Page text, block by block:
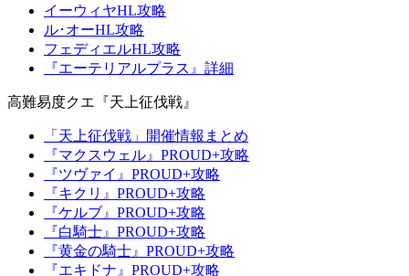
イーウィヤHL攻略
ル･オーHL攻略
フェディエルHL攻略
『エーテリアルプラス』詳細
高難易度クエ『天上征伐戦』
「天上征伐戦」開催情報まとめ
『マクスウェル』PROUD+攻略
『ツヴァイ』PROUD+攻略
『キクリ』PROUD+攻略
『ケルブ』PROUD+攻略
『白騎士』PROUD+攻略
『黄金の騎士』PROUD+攻略
『エキドナ』PROUD+攻略